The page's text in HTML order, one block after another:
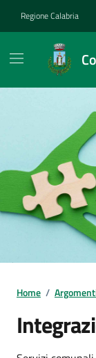
Regione Calabria
Home /